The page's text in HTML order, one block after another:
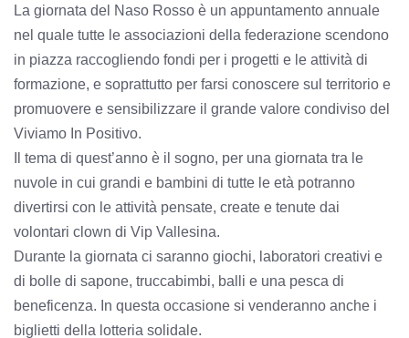
La giornata del Naso Rosso è un appuntamento annuale
nel quale tutte le associazioni della federazione scendono
in piazza raccogliendo fondi per i progetti e le attività di
formazione, e soprattutto per farsi conoscere sul territorio e
promuovere e sensibilizzare il grande valore condiviso del
Viviamo In Positivo.
Il tema di quest’anno è il sogno, per una giornata tra le
nuvole in cui grandi e bambini di tutte le età potranno
divertirsi con le attività pensate, create e tenute dai
volontari clown di Vip Vallesina.
Durante la giornata ci saranno giochi, laboratori creativi e
di bolle di sapone, truccabimbi, balli e una pesca di
beneficenza. In questa occasione si venderanno anche i
biglietti della lotteria solidale.